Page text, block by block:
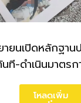
ยนเปิดหลักฐาน
ที-ดำเนินมาตรก
โหลดเพิ่ม